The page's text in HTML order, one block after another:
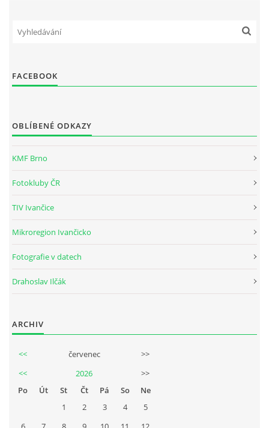
Fotoklub Ivančice - FotKI, z. s.
IČO: 22877568
kontaktní osoba:
Petr Kudláček, předseda
© 2026 eStránky.cz
FACEBOOK
OBLÍBENÉ ODKAZY
KMF Brno
Fotokluby ČR
TIV Ivančice
Mikroregion Ivančicko
Fotografie v datech
Drahoslav Ilčák
ARCHIV
<< červenec
>>
<<
2026
>>
Po
Út St Čt Pá So
Ne
1
2 3 4
5